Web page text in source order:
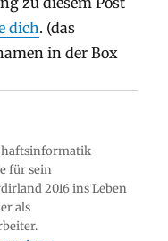
dich. (das
in der Box
für sein
2016 ins Leben
als